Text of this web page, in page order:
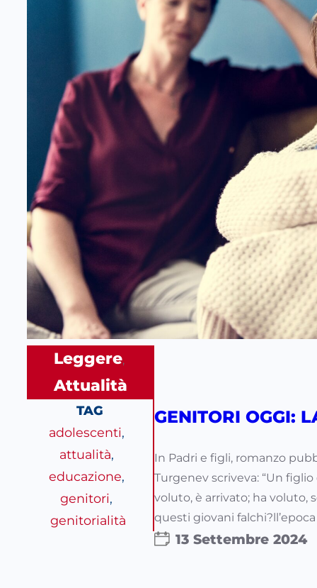
Leggere
Attualità
TAG
adolescenti
attualità
educazione
genitori
genitorialità
GENITORI OGGI:
In Padri e figli, romanzo
Turgenev scriveva: “Un
voluto, è arrivato; ha voluto,
questi giovani
13 Settembre 2024